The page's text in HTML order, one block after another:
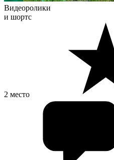
Видеоролики
и шортс
2 место